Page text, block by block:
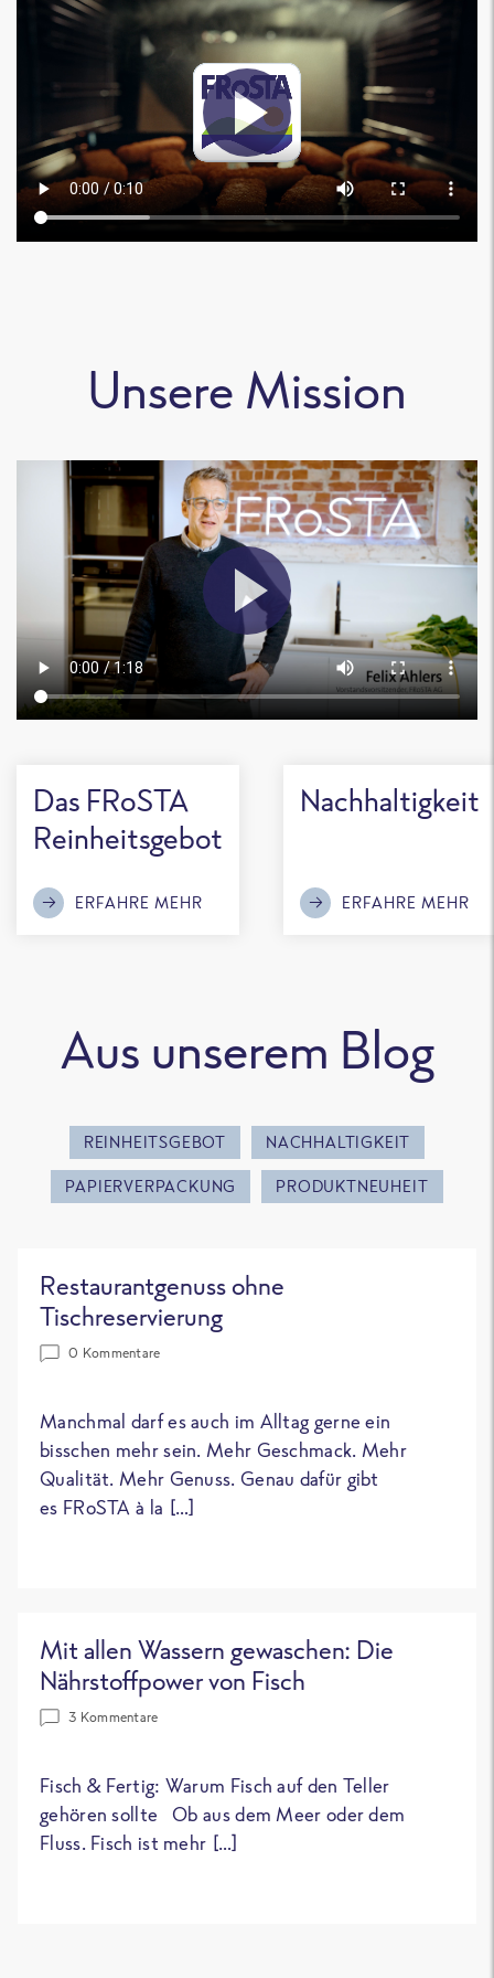
Unsere Mission
Das FRoSTA
Reinheitsgebot
ERFAHRE MEHR
Nachhaltigkeit
ERFAHRE MEHR
Aus unserem Blog
REINHEITSGEBOT NACHHALTIGKEIT
PAPIERVERPACKUNG PRODUKTNEUHEIT
Restaurantgenuss ohne
Tischreservierung
0 Kommentare
Manchmal darf es auch im Alltag gerne ein
bisschen mehr sein. Mehr Geschmack. Mehr
Qualität. Mehr Genuss. Genau dafür gibt
es FRoSTA à la […]
Mit allen Wassern gewaschen: Die
Nährstoffpower von Fisch
3 Kommentare
Fisch & Fertig: Warum Fisch auf den Teller
gehören sollte Ob aus dem Meer oder dem
Fluss. Fisch ist mehr […]